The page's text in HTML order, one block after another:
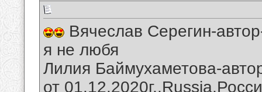
Вячеслав Серегин-
я не любя
Лилия Баймухаметова-
от